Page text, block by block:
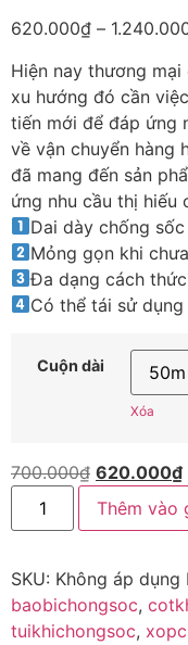
620.000₫ –
Hiện nay thương
xu hướng đó cần
tiến mới để đáp ứng
về vận chuyển hàng
đã mang đến sản
ứng nhu cầu thị hiếu
Dai dày chống
Mỏng gọn khi
Đa dạng cách
Có thể tái sử dụng
Cuộn dài
Xóa
700.000₫ 620.000₫
Thêm vào
SKU: Không áp dụng
baobichongsoc,
tuikhichongsoc,